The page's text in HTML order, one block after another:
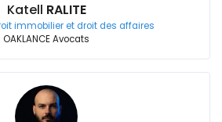
Katell RALITE
immobilier et droit des affaires
OAKLANCE Avocats